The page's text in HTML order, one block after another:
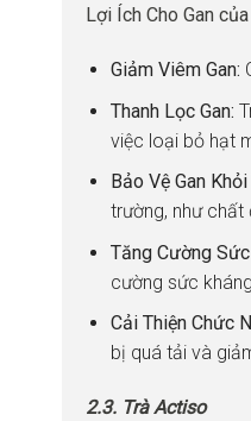
Lợi Ích Cho Gan
Giảm Viêm Gan:
Thanh Lọc Gan:
việc loại bỏ hạt
Bảo Vệ Gan
trường, như
Tăng Cường Sức
cường sức
Cải Thiện Chức
bị quá tải và
2.3. Trà Actiso